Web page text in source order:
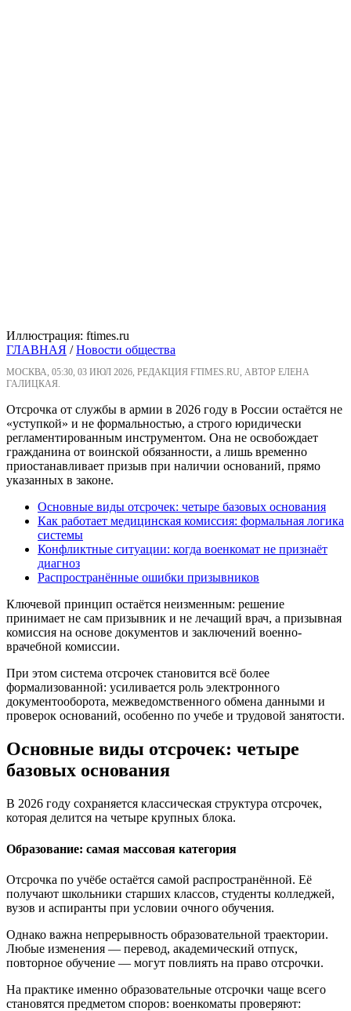
Иллюстрация: ftimes.ru
ГЛАВНАЯ /Новости общества
МОСКВА, 05:30, 03 ИЮЛ 2026, РЕДАКЦИЯ FTIMES.RU, АВТОР ЕЛЕНА
ГАЛИЦКАЯ.
Отсрочка от службы в армии в 2026 году в России остаётся не
«уступкой» и не формальностью, а строго юридически
регламентированным инструментом. Она не освобождает
гражданина от воинской обязанности, а лишь временно
приостанавливает призыв при наличии оснований, прямо
указанных в законе.
Основные виды отсрочек: четыре базовых основания
Как работает медицинская комиссия: формальная логика
системы
Конфликтные ситуации: когда военкомат не признаёт
диагноз
Распространённые ошибки призывников
Ключевой принцип остаётся неизменным: решение
принимает не сам призывник и не лечащий врач, а призывная
комиссия на основе документов и заключений военно-
врачебной комиссии.
При этом система отсрочек становится всё более
формализованной: усиливается роль электронного
документооборота, межведомственного обмена данными и
проверок оснований, особенно по учебе и трудовой занятости.
Основные виды отсрочек: четыре
базовых основания
В 2026 году сохраняется классическая структура отсрочек,
которая делится на четыре крупных блока.
Образование: самая массовая категория
Отсрочка по учёбе остаётся самой распространённой. Её
получают школьники старших классов, студенты колледжей,
вузов и аспиранты при условии очного обучения.
Однако важна непрерывность образовательной траектории.
Любые изменения — перевод, академический отпуск,
повторное обучение — могут повлиять на право отсрочки.
На практике именно образовательные отсрочки чаще всего
становятся предметом споров: военкоматы проверяют: